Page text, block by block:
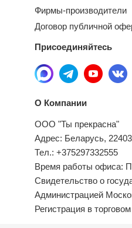
Фирмы-производители
Договор публичной
Присоединяйтесь
О Компании
ООО "Ты прекрасна"
Адрес: Беларусь,
Тел.: +375297332555
Время работы офиса:
Свидетельство о
Администрацией
Регистрация в